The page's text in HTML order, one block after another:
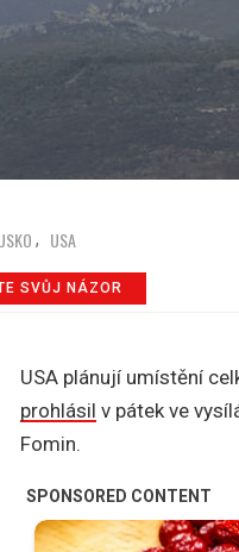
, USA
SVŮJ NÁZOR
USA plánují umístění
prohlásil v pátek ve
Fomin.